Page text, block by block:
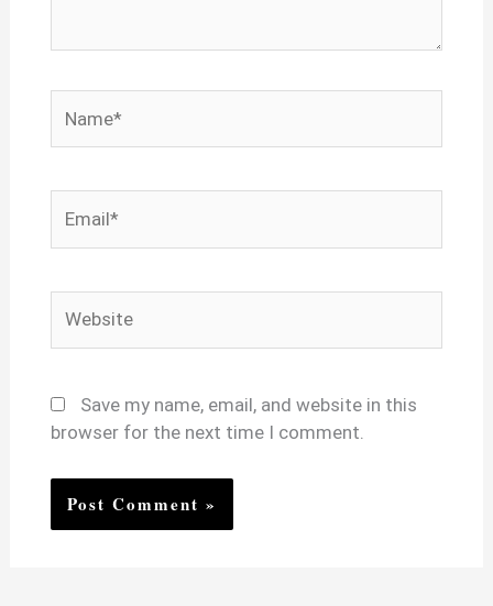
Save my name, email, and website in this
browser for the next time I comment.